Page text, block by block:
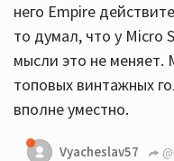
него Empire
то думал, что у Micro
мысли это не меняет.
топовых винтажных
вполне уместно.
Vyacheslav57